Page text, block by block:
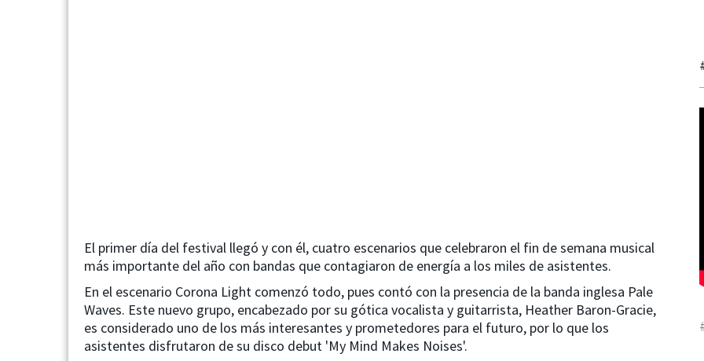
El primer día del festival llegó y con él, cuatro escenarios que celebraron el fin de semana musical
más importante del año con bandas que contagiaron de energía a los miles de asistentes.
En el escenario Corona Light comenzó todo, pues contó con la presencia de la banda inglesa Pale
Waves. Este nuevo grupo, encabezado por su gótica vocalista y guitarrista, Heather Baron-Gracie,
es considerado uno de los más interesantes y prometedores para el futuro, por lo que los
asistentes disfrutaron de su disco debut 'My Mind Makes Noises'.